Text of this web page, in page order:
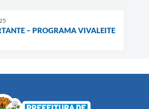
– PROGRAMA VIVALEITE